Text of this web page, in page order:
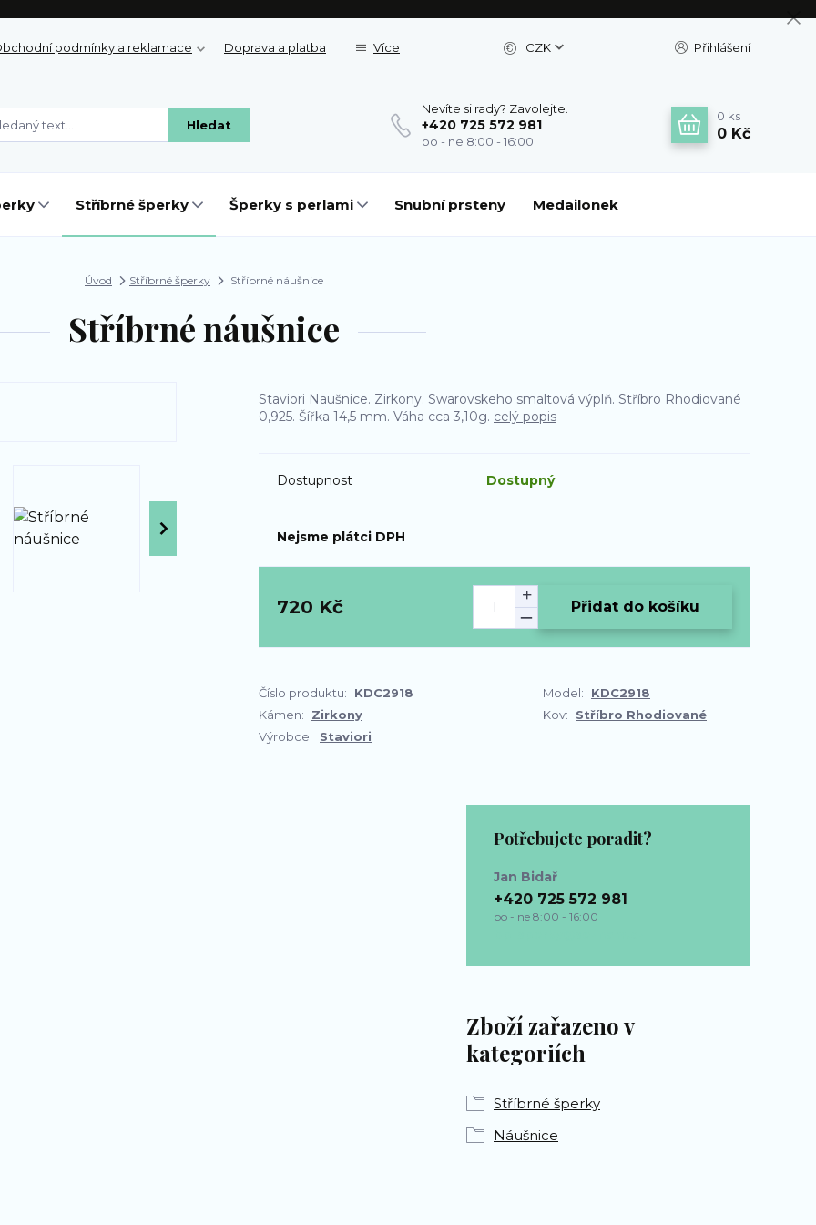
podmínky a reklamace Doprava a platba Více CZK Přihlášení
Hledat
Nevíte si rady? Zavolejte.
+420 725 572 981
po - ne 8:00 - 16:00
0 ks
0 Kč
Stříbrné šperky Šperky s perlami Snubní prsteny Medailonek
Úvod Stříbrné šperky Stříbrné náušnice
Stříbrné náušnice
Staviori Naušnice. Zirkony. Swarovskeho smaltová výplň. Stříbro Rhodiované
0,925. Šířka 14,5 mm. Váha cca 3,10g. celý popis
Dostupnost Dostupný
Nejsme plátci DPH
720 Kč Přidat do košíku
Číslo produktu: KDC2918 Model:
KDC2918
Kámen:
Zirkony Kov:
Stříbro Rhodiované
Výrobce:
Staviori
Zboží zařazeno v
kategoriích
Stříbrné šperky
Náušnice
Potřebujete poradit?
Jan Bidař
+420 725 572 981
po - ne 8:00 - 16:00